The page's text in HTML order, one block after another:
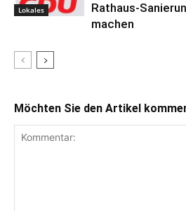
Lokales
Rathaus-
machen
Möchten Sie den Artikel